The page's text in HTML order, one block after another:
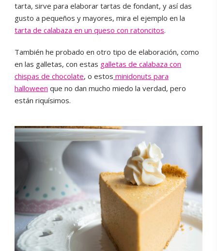
tarta, sirve para elaborar tartas de fondant, y así das
gusto a pequeños y mayores, mira el ejemplo en la
tarta de calabaza en un queso con ratoncitos.
También he probado en otro tipo de elaboración, como
en las galletas, con estas galletas de calabaza con
chispas de chocolate, o estos minidonuts para
halloween que no dan mucho miedo la verdad, pero
están riquísimos.